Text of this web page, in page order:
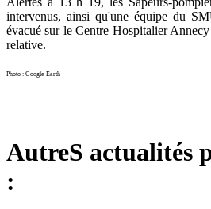
intervenus, ainsi qu'une équipe du
évacué sur le Centre Hospitalier
relative.
Photo : Google Earth
AutreS actualités
: